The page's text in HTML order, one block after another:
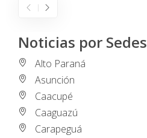
Noticias por Sedes
Alto Paraná
Asunción
Caacupé
Caaguazú
Carapeguá